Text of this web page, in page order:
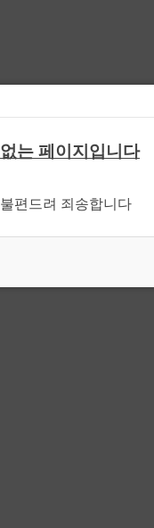
없는 페이지입니다
불편드려 죄송합니다